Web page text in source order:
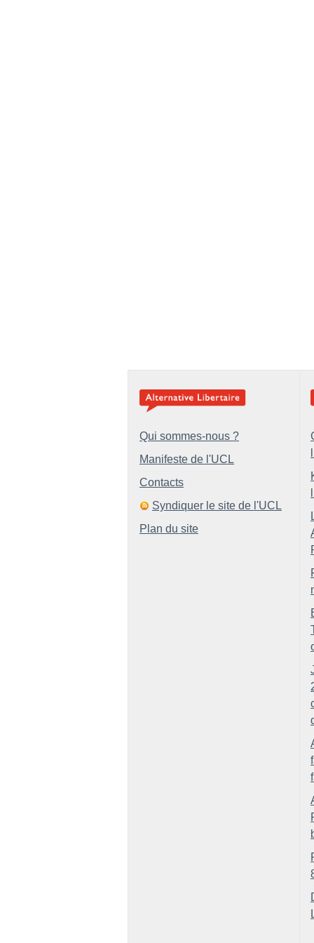
Qui sommes-nous ?
Manifeste de l'UCL
Contacts
Syndiquer le site de l'UCL
Plan du site